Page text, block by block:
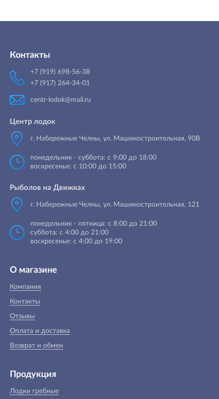
Контакты
+7 (919) 698-56-38
+7 (917) 264-34-01
centr-lodok@mail.ru
Центр лодок
г. Набережные Челны, ул. Машиностроительная, 90B
понедельник - суббота: с 9:00 до 18:00
воскресенье: с 10:00 до 15:00
Рыболов на Движках
г. Набережные Челны, ул. Машиностроительная, 121
понедельник - пятница: с 8:00 до 21:00
суббота: с 4:00 до 21:00
воскресенье: с 4:00 до 19:00
О магазине
Компания
Контакты
Отзывы
Оплата и доставка
Возврат и обмен
Продукция
Лодки гребные